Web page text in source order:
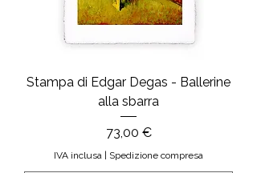
Stampa di Edgar Degas - Ballerine
alla sbarra
Prezzo
73,00 €
IVA inclusa | Spedizione compresa